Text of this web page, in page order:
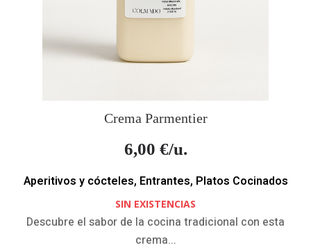
Crema Parmentier
6,00 €/u.
Aperitivos y cócteles, Entrantes, Platos Cocinados
SIN EXISTENCIAS
Descubre el sabor de la cocina tradicional con esta
crema...